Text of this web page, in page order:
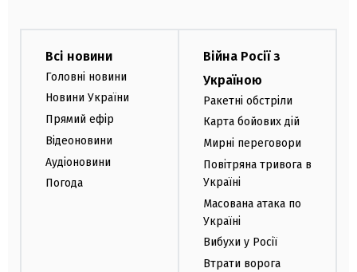
Всі новини
Головні новини
Новини України
Прямий ефір
Відеоновини
Аудіоновини
Погода
Війна Росії з
Україною
Ракетні обстріли
Карта бойових дій
Мирні переговори
Повітряна тривога в
Україні
Масована атака по
Україні
Вибухи у Росії
Втрати ворога